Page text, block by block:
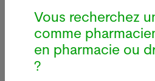
favorisent la consommation
Le passage d’une
une consommation
généralement de manière
Vous recherchez
comme
en pharmacie ou
?